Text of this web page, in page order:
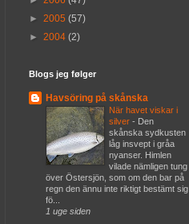
► 2005 (57)
► 2004 (2)
Blogs jeg følger
Havsöring på skånska
När havet viskar i
silver - Den
skånska sydkusten
låg insvept i gråa
nyanser. Himlen
vilade nämligen tung
över Östersjön, som om den bar på
regn den ännu inte riktigt bestämt sig
fö...
1 uge siden